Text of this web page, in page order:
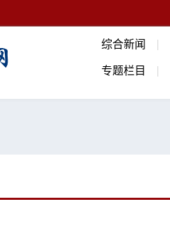
综合新闻
专题栏目